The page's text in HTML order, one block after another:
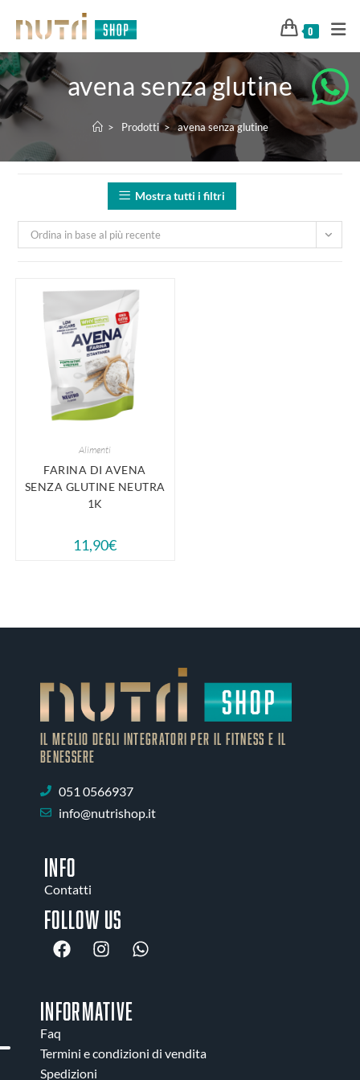
0
avena senza glutine
> Prodotti > avena senza glutine
Mostra tutti i filtri
Ordina in base al più recente
Alimenti
FARINA DI AVENA
SENZA GLUTINE NEUTRA
1K
11,90€
IL MEGLIO DEGLI Integratori PER IL FITNESS E IL
BENESSERE
051 0566937
info@nutrishop.it
INFO
Contatti
Follow us
INFORMATIVE
Faq
Termini e condizioni di vendita
Spedizioni